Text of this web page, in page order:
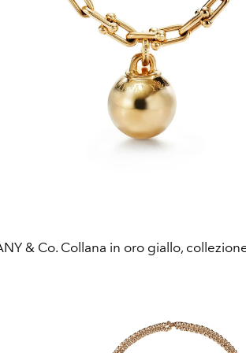
& Co. Collana in oro giallo,